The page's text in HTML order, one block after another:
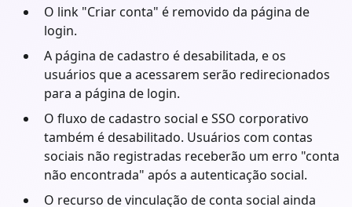
O link "Criar conta" é removido da página de
login.
A página de cadastro é desabilitada, e os
usuários que a acessarem serão redirecionados
para a página de login.
O fluxo de cadastro social e SSO corporativo
também é desabilitado. Usuários com contas
sociais não registradas receberão um erro "conta
não encontrada" após a autenticação social.
O recurso de vinculação de conta social ainda